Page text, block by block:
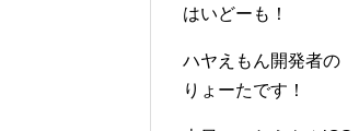
はいどーも！
ハヤえもん開発者の
りょーたです！